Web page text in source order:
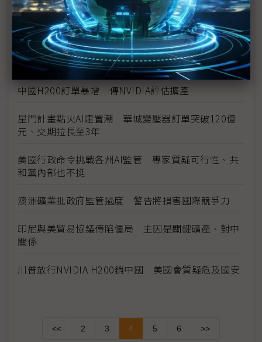
百度能否複製Google AI逆襲之路？ 昆侖芯分拆上
市打破造芯困局
NVIDIA正面迎戰電力瓶頸 電源、電網、能效成AI時
代關鍵戰場
中國H200訂單暴增 傳NVIDIA評估擴產
星門計畫點火AI建置潮 華城變壓器訂單突破120億
元、交期拉長至3年
美國行政命令挑戰各州AI監管 專家質疑可行性、共
和黨內部也不挺
澳洲礦業批政府監管過度 警告將損害國際競爭力
印尼與美貿易協議傳陷僵局 主因是關鍵礦產、對中
關係
川普放行NVIDIA H200銷中國 美國會質疑危及國安
<< 2 3 4 5 6 >>